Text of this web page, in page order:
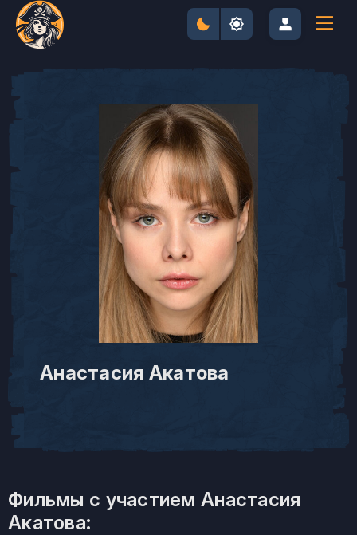
Анастасия Акатова
Фильмы с участием Анастасия
Акатова: